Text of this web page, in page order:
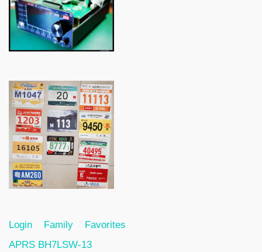
Login Family
Favorites
APRS BH7LSW-13